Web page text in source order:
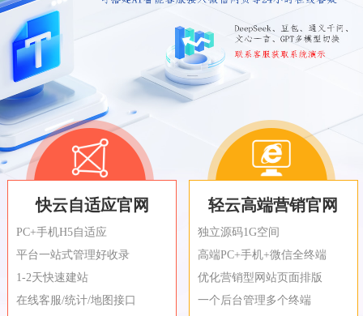
快云自适应官网
PC+手机H5自适应
平台一站式管理好收录
1-2天快速建站
在线客服/统计/地图接口
轻云高端营销官网
独立源码1G空间
高端PC+手机+微信全终端
优化营销型网站页面排版
一个后台管理多个终端